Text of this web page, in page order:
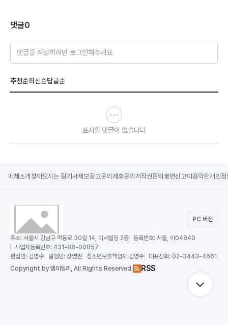
댓글0
댓글을 작성하려면 로그인해주세요
추천순최신순답글순
표시할 댓글이 없습니다
매체소개 찾아오시는 길기사제보광고문의 제휴문의 저작권문의 불편신고이용약관개인정
PC 버전
주소: 서울시 강남구 학동로 30길 14, 이세빌딩 2층 등록번호: 서울, 아04840
사업자등록번호: 431-88-00857
편집인: 김명수 발행인: 장영권 청소년보호책임자:김명수 대표전화: 02-3443-4661
Copyright by 엠데일리, All Rights Reserved. RSS